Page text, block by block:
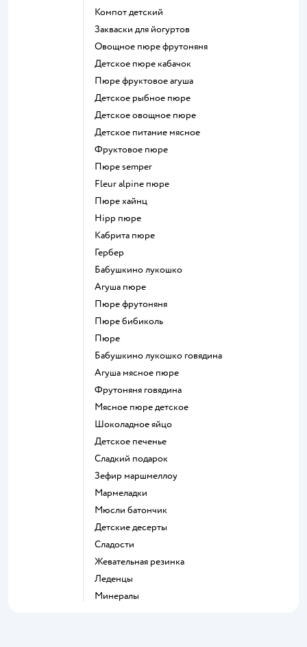
компот детский
Закваски для йогуртов
овощное пюре фрутоняня
детское пюре кабачок
пюре фруктовое агуша
детское рыбное пюре
детское овощное пюре
детское питание мясное
фруктовое пюре
пюре semper
fleur alpine пюре
пюре хайнц
hipp пюре
кабрита пюре
гербер
бабушкино лукошко
агуша пюре
пюре фрутоняня
пюре бибиколь
пюре
бабушкино лукошко говядина
агуша мясное пюре
фрутоняня говядина
мясное пюре детское
шоколадное яйцо
детское печенье
сладкий подарок
зефир маршмеллоу
мармеладки
мюсли батончик
детские десерты
сладости
жевательная резинка
леденцы
Минералы